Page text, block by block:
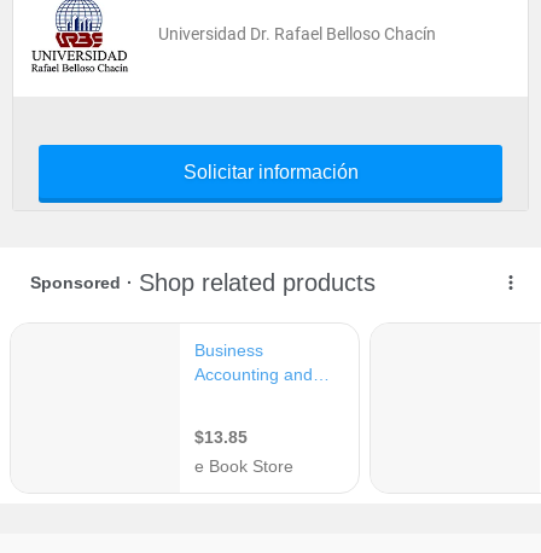
Universidad Dr. Rafael Belloso Chacín
Solicitar información